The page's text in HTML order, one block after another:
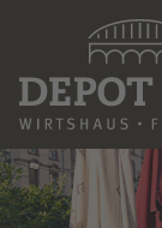
main
content